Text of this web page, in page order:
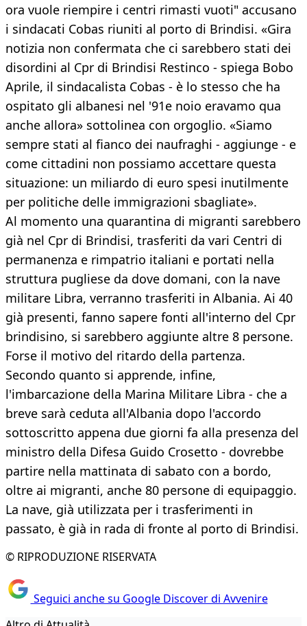
ora vuole riempire i centri rimasti vuoti" accusano
i sindacati Cobas riuniti al porto di Brindisi. «Gira
notizia non confermata che ci sarebbero stati dei
disordini al Cpr di Brindisi Restinco - spiega Bobo
Aprile, il sindacalista Cobas - è lo stesso che ha
ospitato gli albanesi nel '91e noio eravamo qua
anche allora» sottolinea con orgoglio. «Siamo
sempre stati al fianco dei naufraghi - aggiunge - e
come cittadini non possiamo accettare questa
situazione: un miliardo di euro spesi inutilmente
per politiche delle immigrazioni sbagliate».
Al momento una quarantina di migranti sarebbero
già nel Cpr di Brindisi, trasferiti da vari Centri di
permanenza e rimpatrio italiani e portati nella
struttura pugliese da dove domani, con la nave
militare Libra, verranno trasferiti in Albania. Ai 40
già presenti, fanno sapere fonti all'interno del Cpr
brindisino, si sarebbero aggiunte altre 8 persone.
Forse il motivo del ritardo della partenza.
Secondo quanto si apprende, infine,
l'imbarcazione della Marina Militare Libra - che a
breve sarà ceduta all'Albania dopo l'accordo
sottoscritto appena due giorni fa alla presenza del
ministro della Difesa Guido Crosetto - dovrebbe
partire nella mattinata di sabato con a bordo,
oltre ai migranti, anche 80 persone di equipaggio.
La nave, già utilizzata per i trasferimenti in
passato, è già in rada di fronte al porto di Brindisi.
© RIPRODUZIONE RISERVATA
Seguici anche su Google Discover di Avvenire